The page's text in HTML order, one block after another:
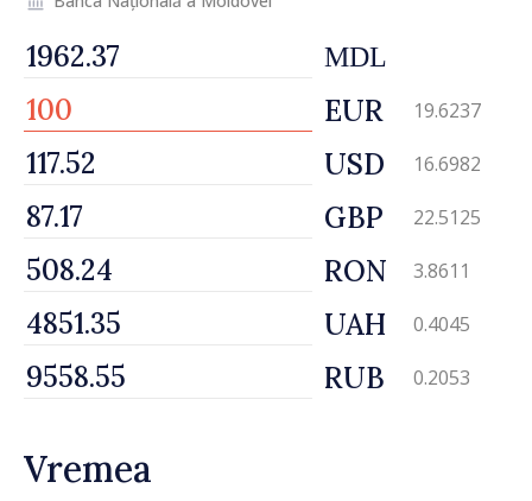
MDL
EUR 19.6237
USD 16.6982
GBP 22.5125
RON 3.8611
UAH 0.4045
RUB 0.2053
Vremea